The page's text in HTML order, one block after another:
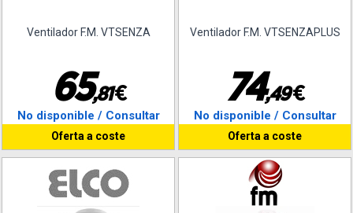
Ventilador F.M. VTSENZA
65,81€
No disponible / Consultar
Oferta a coste
Ventilador F.M. VTSENZAPLUS
74,49€
No disponible / Consultar
Oferta a coste